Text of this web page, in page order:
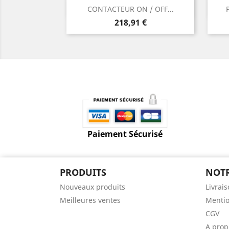
CONTACTEUR ON / OFF...
Prix
218,91 €
Aperçu rapide
Paiement Sécurisé
PRODUITS
Nouveaux produits
Meilleures ventes
CGV
A